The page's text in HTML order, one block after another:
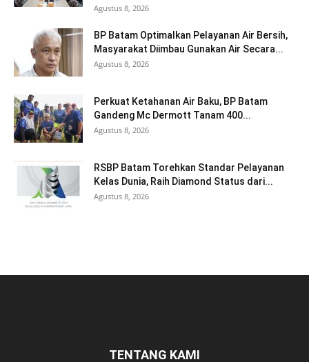
Agustus 8, 2026
BP Batam Optimalkan Pelayanan Air Bersih,
Masyarakat Diimbau Gunakan Air Secara...
Agustus 8, 2026
Perkuat Ketahanan Air Baku, BP Batam
Gandeng Mc Dermott Tanam 400...
Agustus 8, 2026
RSBP Batam Torehkan Standar Pelayanan
Kelas Dunia, Raih Diamond Status dari...
Agustus 8, 2026
TENTANG KAMI